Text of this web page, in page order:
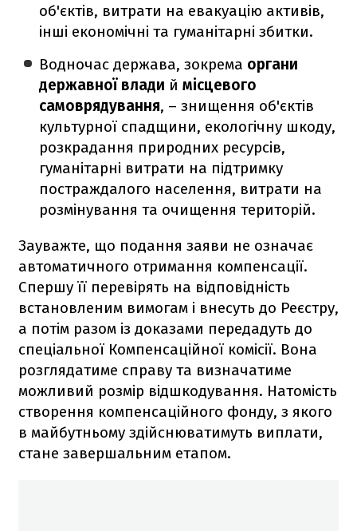
об'єктів, витрати на евакуацію активів,
інші економічні та гуманітарні збитки.
Водночас держава, зокрема органи
державної влади ймісцевого
самоврядування, – знищення об'єктів
культурної спадщини, екологічну шкоду,
розкрадання природних ресурсів,
гуманітарні витрати на підтримку
постраждалого населення, витрати на
розмінування та очищення територій.
Зауважте, що подання заяви не означає
автоматичного отримання компенсації.
Спершу її перевірять на відповідність
встановленим вимогам і внесуть до Реєстру,
а потім разом із доказами передадуть до
спеціальної Компенсаційної комісії. Вона
розглядатиме справу та визначатиме
можливий розмір відшкодування. Натомість
створення компенсаційного фонду, з якого
в майбутньому здійснюватимуть виплати,
стане завершальним етапом.